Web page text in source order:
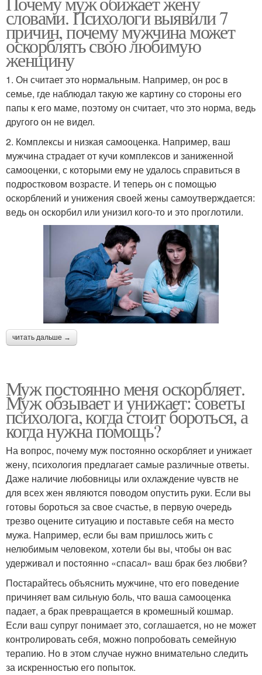
словами. Психологи выявили 7
причин, почему мужчина может
оскорблять свою любимую
женщину
1. Он считает это нормальным. Например, он рос в
семье, где наблюдал такую же картину со стороны его
папы к его маме, поэтому он считает, что это норма, ведь
другого он не видел.
2. Комплексы и низкая самооценка. Например, ваш
мужчина страдает от кучи комплексов и заниженной
самооценки, с которыми ему не удалось справиться в
подростковом возрасте. И теперь он с помощью
оскорблений и унижения своей жены самоутверждается:
ведь он оскорбил или унизил кого-то и это проглотили.
читать дальше →
Муж постоянно меня оскорбляет.
Муж обзывает и унижает: советы
психолога, когда стоит бороться, а
когда нужна помощь?
На вопрос, почему муж постоянно оскорбляет и унижает
жену, психология предлагает самые различные ответы.
Даже наличие любовницы или охлаждение чувств не
для всех жен являются поводом опустить руки. Если вы
готовы бороться за свое счастье, в первую очередь
трезво оцените ситуацию и поставьте себя на место
мужа. Например, если бы вам пришлось жить с
нелюбимым человеком, хотели бы вы, чтобы он вас
удерживал и постоянно «спасал» ваш брак без любви?
Постарайтесь объяснить мужчине, что его поведение
причиняет вам сильную боль, что ваша самооценка
падает, а брак превращается в кромешный кошмар.
Если ваш супруг понимает это, соглашается, но не может
контролировать себя, можно попробовать семейную
терапию. Но в этом случае нужно внимательно следить
за искренностью его попыток.